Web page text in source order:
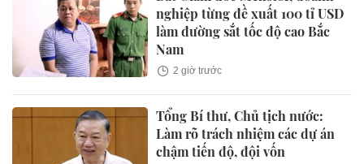
nghiệp từng đề xuất 100 tỉ USD
làm đường sắt tốc độ cao Bắc
Nam
2 giờ trước
Tổng Bí thư, Chủ tịch nước:
Làm rõ trách nhiệm các dự án
chậm tiến độ, đội vốn